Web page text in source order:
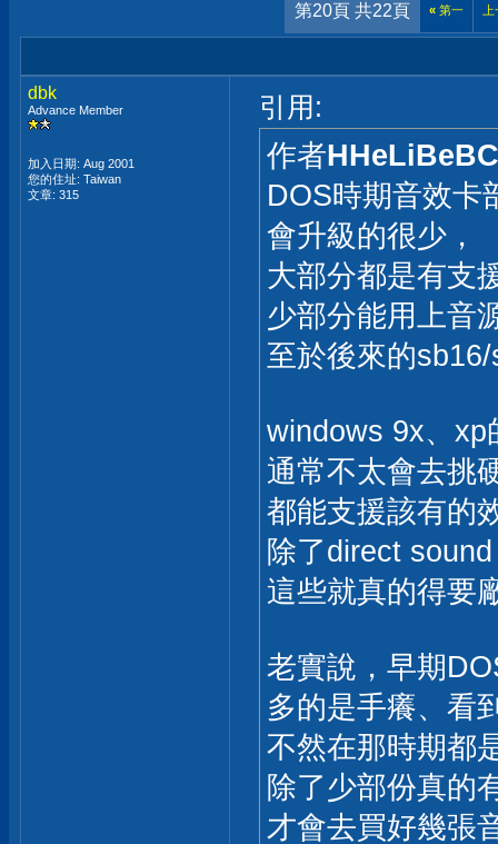
第20頁 共22頁 « 第一
dbk
Advance Member
加入日期: Aug 2001
您的住址: Taiwan
文章: 315
引用:
作者
DOS時期音效卡
會升級的很少，
大部分都是有支
少部分能用上音
至於後來的
windows 9x、xp
通常不太會去挑
都能支援該有的
除了direct
這些就真的得要
老實說，早期
多的是手癢、看
不然在那時期都
除了少部份真的
才會去買好幾張